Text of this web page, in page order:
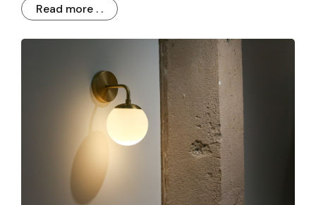
Read more . .